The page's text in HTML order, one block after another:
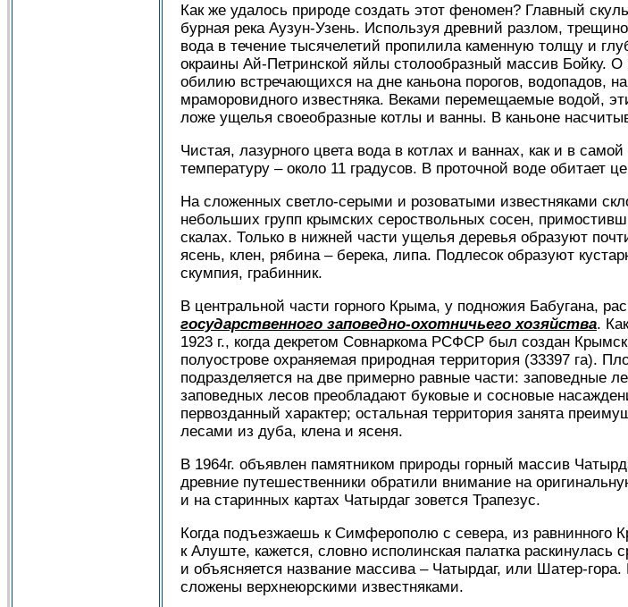
Как же удалось природе создать этот феномен? Главный
бурная река Аузун-Узень. Используя древний разлом,
вода в течение тысячелетий пропилила каменную толщу и
окраины Ай-Петринской яйлы столообразный массив Бойку. О
обилию встречающихся на дне каньона порогов, водопадов,
мраморовидного известняка. Веками перемещаемые водой,
ложе ущелья своеобразные котлы и ванны. В каньоне
Чистая, лазурного цвета вода в котлах и ваннах, как и в
температуру – около 11 градусов. В проточной воде обитает
На сложенных светло-серыми и розоватыми известняками
небольших групп крымских сероствольных сосен,
скалах. Только в нижней части ущелья деревья образуют
ясень, клен, рябина – берека, липа. Подлесок образуют
скумпия, грабинник.
В центральной части горного Крыма, у подножия Бабугана,
государственного заповедно-охотничьего хозяйства.
1923 г., когда декретом Совнаркома РСФСР был создан
полуострове охраняемая природная территория (33397 га).
подразделяется на две примерно равные части: заповедные
заповедных лесов преобладают буковые и сосновые
первозданный характер; остальная территория занята
лесами из дуба, клена и ясеня.
В 1964г. объявлен памятником природы горный массив
древние путешественники обратили внимание на
и на старинных картах Чатырдаг зовется Трапезус.
Когда подъезжаешь к Симферополю с севера, из
к Алуште, кажется, словно исполинская палатка раскинулась
и объясняется название массива – Чатырдаг, или Шатер-
сложены верхнеюрскими известняками.